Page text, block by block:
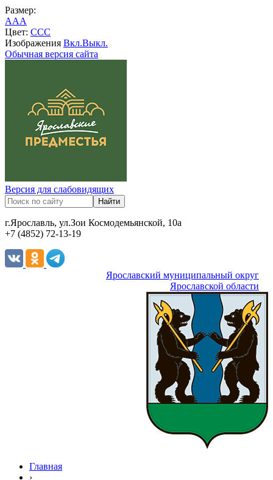
Размер:
AAA
Цвет: CCC
Изображения Вкл.Выкл.
Обычная версия сайта
Версия для слабовидящих
г.Ярославль, ул.Зои Космодемьянской, 10а
+7 (4852) 72-13-19
Ярославский муниципальный округ
Ярославской области
Главная
›